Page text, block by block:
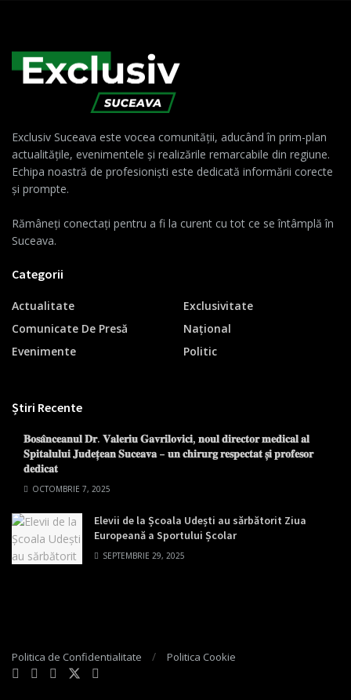
Exclusiv Suceava este vocea comunității, aducând în prim-plan
actualitățile, evenimentele și realizările remarcabile din regiune.
Echipa noastră de profesioniști este dedicată informării corecte
și prompte.
Rămâneți conectați pentru a fi la curent cu tot ce se întâmplă în
Suceava.
Categorii
Actualitate
Comunicate De Presă
Evenimente
Exclusivitate
Național
Politic
Știri Recente
𝐁𝐨𝐬𝐚̂𝐧𝐜𝐞𝐚𝐧𝐮𝐥 𝐃𝐫. 𝐕𝐚𝐥𝐞𝐫𝐢𝐮 𝐆𝐚𝐯𝐫𝐢𝐥𝐨𝐯𝐢𝐜𝐢, 𝐧𝐨𝐮𝐥 𝐝𝐢𝐫𝐞𝐜𝐭𝐨𝐫 𝐦𝐞𝐝𝐢𝐜𝐚𝐥 𝐚𝐥
𝐒𝐩𝐢𝐭𝐚𝐥𝐮𝐥𝐮𝐢 𝐉𝐮𝐝𝐞𝐭̦𝐞𝐚𝐧 𝐒𝐮𝐜𝐞𝐚𝐯𝐚 – 𝐮𝐧 𝐜𝐡𝐢𝐫𝐮𝐫𝐠 𝐫𝐞𝐬𝐩𝐞𝐜𝐭𝐚𝐭 𝐬̦𝐢 𝐩𝐫𝐨𝐟𝐞𝐬𝐨𝐫
𝐝𝐞𝐝𝐢𝐜𝐚𝐭
OCTOMBRIE 7, 2025
Elevii de la Școala Udești au sărbătorit Ziua
Europeană a Sportului Școlar
SEPTEMBRIE 29, 2025
Politica de Confidentialitate Politica Cookie